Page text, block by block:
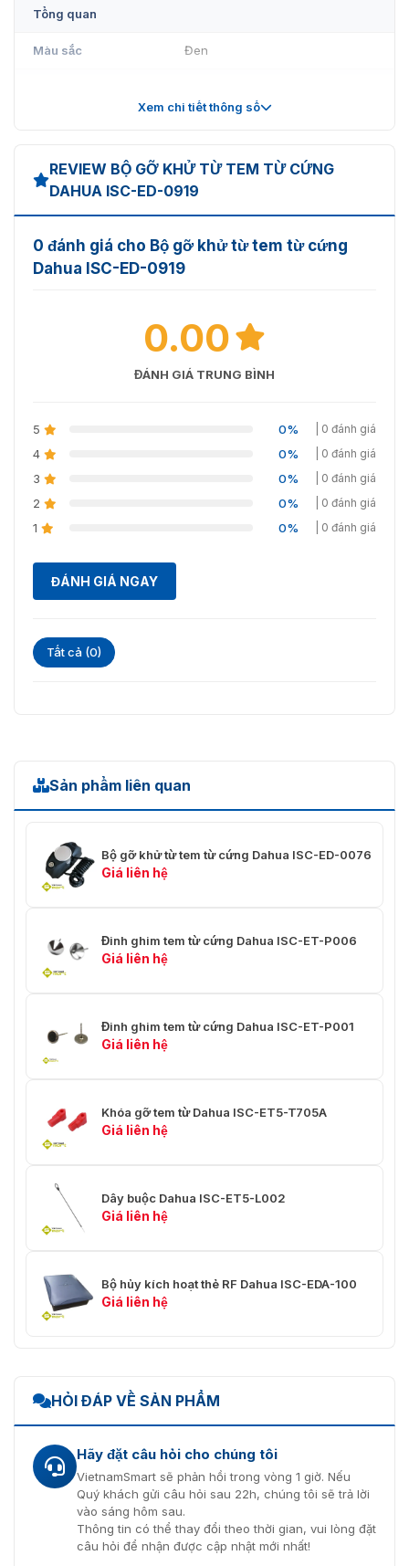
Tổng quan
Màu sắc Đen
(0,02'')
độ dày
63,5 mm (2,50'') ± 0,5 mm
(0,02'')
Kích thước hộp bên
80 mm × 80 mm × 55 mm (3,15''
0,42 kg (0,93 lb)
50 hộp mỗi thùng
carton
(17,72'' × 12,60'' × 11,81'')
Môi trường hạn chế
Nhiệt độ 0°C đến 50°C (32°F đến 122°F)
Độ ẩm
Xem chi tiết thông số
REVIEW BỘ GỠ KHỬ TỪ TEM TỪ CỨNG
DAHUA ISC-ED-0919
0 đánh giá cho Bộ gỡ khử từ tem từ cứng
Dahua ISC-ED-0919
0.00
ĐÁNH GIÁ TRUNG BÌNH
5 0% | 0 đánh giá
4 0% | 0 đánh giá
3 0% | 0 đánh giá
2 0% | 0 đánh giá
1 0% | 0 đánh giá
ĐÁNH GIÁ NGAY
Tất cả (0)
Sản phẩm liên quan
Bộ gỡ khử từ tem từ cứng Dahua ISC-ED-0076
Giá liên hệ
Đinh ghim tem từ cứng Dahua ISC-ET-P006
Giá liên hệ
Đinh ghim tem từ cứng Dahua ISC-ET-P001
Giá liên hệ
Khóa gỡ tem từ Dahua ISC-ET5-T705A
Giá liên hệ
Dây buộc Dahua ISC-ET5-L002
Giá liên hệ
Bộ hủy kích hoạt thẻ RF Dahua ISC-EDA-100
Giá liên hệ
HỎI ĐÁP VỀ SẢN PHẨM
Hãy đặt câu hỏi cho chúng tôi
VietnamSmart sẽ phản hồi trong vòng 1 giờ. Nếu
Quý khách gửi câu hỏi sau 22h, chúng tôi sẽ trả lời
vào sáng hôm sau.
Thông tin có thể thay đổi theo thời gian, vui lòng đặt
câu hỏi để nhận được cập nhật mới nhất!